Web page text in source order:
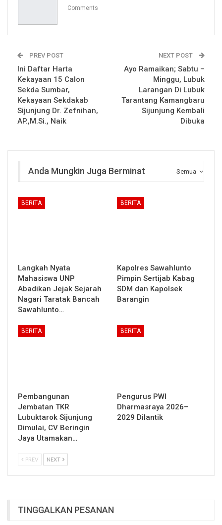
Comments
PREV POST
Ini Daftar Harta
Kekayaan 15 Calon
Sekda Sumbar,
Kekayaan Sekdakab
Sijunjung Dr. Zefnihan,
AP.,M.Si., Naik
NEXT POST
Ayo Ramaikan; Sabtu –
Minggu, Lubuk
Larangan Di Lubuk
Tarantang Kamangbaru
Sijunjung Kembali
Dibuka
Semua
Anda Mungkin Juga Berminat
BERITA
Langkah Nyata
Mahasiswa UNP
Abadikan Jejak Sejarah
Nagari Taratak Bancah
Sawahlunto…
BERITA
Kapolres Sawahlunto
Pimpin Sertijab Kabag
SDM dan Kapolsek
Barangin
BERITA
Pembangunan
Jembatan TKR
Lubuktarok Sijunjung
Dimulai, CV Beringin
Jaya Utamakan…
BERITA
Pengurus PWI
Dharmasraya 2026–
2029 Dilantik
PREV NEXT
TINGGALKAN PESANAN